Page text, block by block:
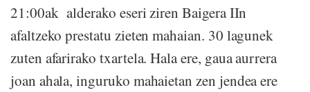
21:00ak alderako eseri ziren Baigera IIn
afaltzeko prestatu zieten mahaian. 30 lagunek
zuten afarirako txartela. Hala ere, gaua aurrera
joan ahala, inguruko mahaietan zen jendea ere